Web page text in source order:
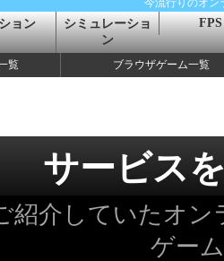
今流行りのオン
ョン
シミュレーショ
ン
FPS
覧 ブラウザゲーム一覧
サービス
紹介していたオ
ゲー